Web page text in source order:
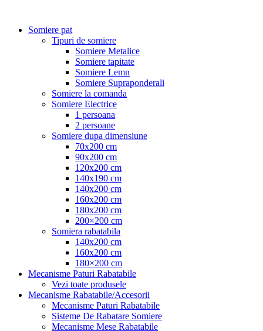
Somiere pat
Tipuri de somiere
Somiere Metalice
Somiere tapitate
Somiere Lemn
Somiere Supraponderali
Somiere la comanda
Somiere Electrice
1 persoana
2 persoane
Somiere dupa dimensiune
70x200 cm
90x200 cm
120x200 cm
140x190 cm
140x200 cm
160x200 cm
180x200 cm
200×200 cm
Somiera rabatabila
140x200 cm
160x200 cm
180×200 cm
Mecanisme Paturi Rabatabile
Vezi toate produsele
Mecanisme Rabatabile/Accesorii
Mecanisme Paturi Rabatabile
Sisteme De Rabatare Somiere
Mecanisme Mese Rabatabile